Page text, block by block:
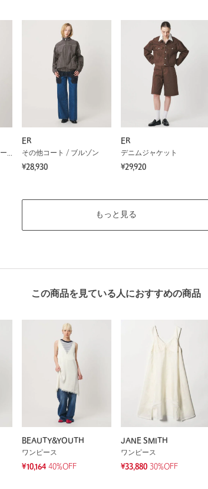
タンクトップ / キャミソール
ER
その他コート / ブルゾン
¥28,930
ER
デニムジャケット
¥29,920
もっと見る
この商品を見ている人におすすめの商品
BEAUTY&YOUTH
ワンピース
¥10,164 40%OFF
JANE SMITH
ワンピース
¥33,880 30%OFF